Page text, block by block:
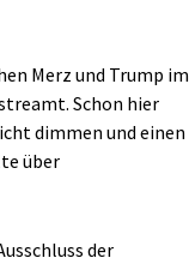
Merz und Trump im
Schon hier
dimmen und einen
über
der